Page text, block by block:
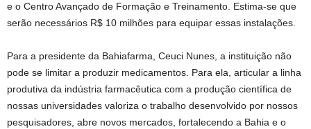
e o Centro Avançado de Formação e Treinamento. Estima-se que
serão necessários R$ 10 milhões para equipar essas instalações.
Para a presidente da Bahiafarma, Ceuci Nunes, a instituição não
pode se limitar a produzir medicamentos. Para ela, articular a linha
produtiva da indústria farmacêutica com a produção científica de
nossas universidades valoriza o trabalho desenvolvido por nossos
pesquisadores, abre novos mercados, fortalecendo a Bahia e o